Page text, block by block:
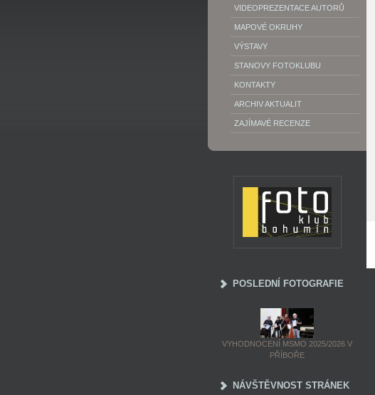
VIDEOPREZENTACE AUTORŮ
MAPOVÉ OKRUHY
VÝSTAVY
STANOVY FOTOKLUBU
KONTAKTY
ARCHIV AKTUALIT
ZAJÍMAVÉ RECENZE
POSLEDNÍ FOTOGRAFIE
VYHODNOCENÍ MSMO 2025/2026 V
PŘÍBOŘE
NÁVŠTĚVNOST STRÁNEK